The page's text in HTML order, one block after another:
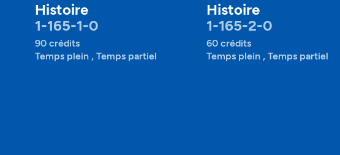
Histoire
1-165-1-0
90 crédits
Temps plein , Temps partiel
Histoire
1-165-2-0
60 crédits
Temps plein , Temps partiel